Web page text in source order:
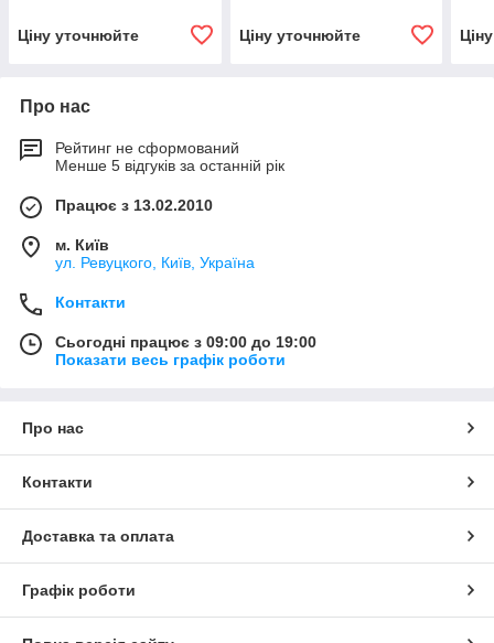
Ціну уточнюйте Ціну уточнюйте
Про нас
Рейтинг не сформований
Менше 5 відгуків за останній рік
Працює з 13.02.2010
м. Київ
ул. Ревуцкого, Київ, Україна
Контакти
Сьогодні працює з 09:00 до 19:00
Показати весь графік роботи
Про нас
Контакти
Доставка та оплата
Графік роботи